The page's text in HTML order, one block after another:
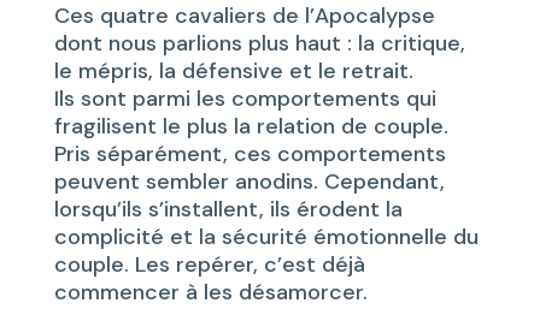
Ces quatre cavaliers de l’Apocalypse
dont nous parlions plus haut : la critique,
le mépris, la défensive et le retrait.
Ils sont parmi les comportements qui
fragilisent le plus la relation de couple.
Pris séparément, ces comportements
peuvent sembler anodins. Cependant,
lorsqu’ils s’installent, ils érodent la
complicité et la sécurité émotionnelle du
couple. Les repérer, c’est déjà
commencer à les désamorcer.